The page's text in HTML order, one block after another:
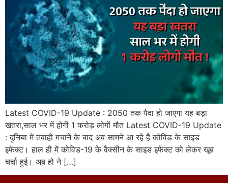
Latest COVID-19 Update : 2050 तक पैदा हो जाएगा यह बड़ा
खतरा,साल भर में होगी 1 करोड़ लोगों मौत Latest COVID-19 Update
: दुनिया में तबाही मचाने के बाद अब सामने आ रहे हैं कोविड के साइड
इफेक्ट। हाल ही में कोविड-19 के वैक्सीन के साइड इफेक्ट को लेकर खूब
चर्चा हुई। अब हो ने […]